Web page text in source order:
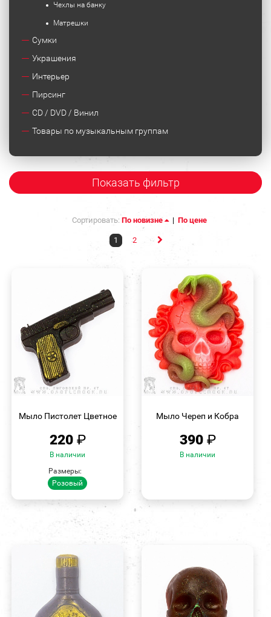
Чехлы на банку
Матрешки
Сумки
Украшения
Интерьер
Пирсинг
CD / DVD / Винил
Товары по музыкальным группам
Показать фильтр
Сортировать: По новизне | По цене
1 2
Мыло Пистолет Цветное
220 ₽
В наличии
Размеры:
Розовый
Мыло Череп и Кобра
390 ₽
В наличии